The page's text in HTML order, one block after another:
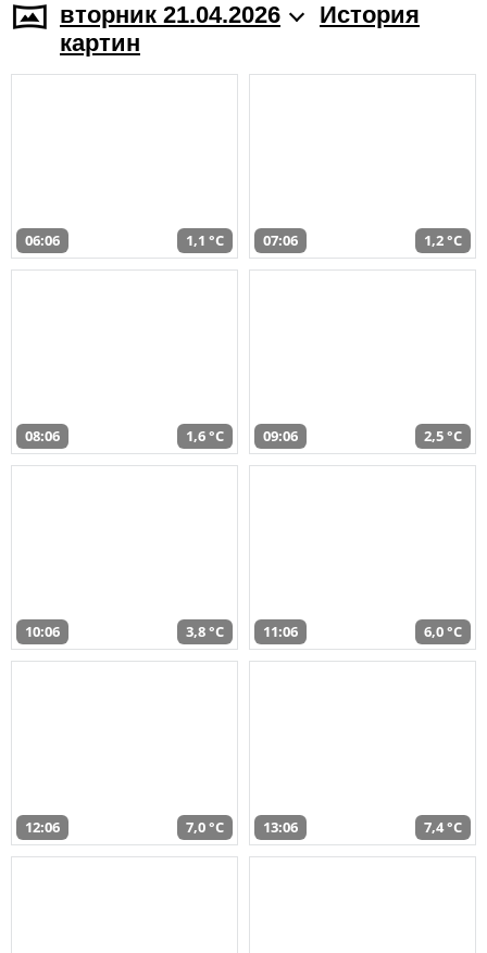
вторник 21.04.2026
История
картин
06:06 1,1 °C 07:06 1,2 °C
08:06 1,6 °C 09:06 2,5 °C
10:06 3,8 °C 11:06 6,0 °C
12:06 7,0 °C 13:06 7,4 °C